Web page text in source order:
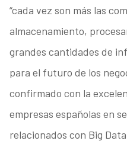
“cada vez son más las
almacenamiento,
grandes cantidades de
para el futuro de los
confirmado con la
empresas españolas en
relacionados con Big